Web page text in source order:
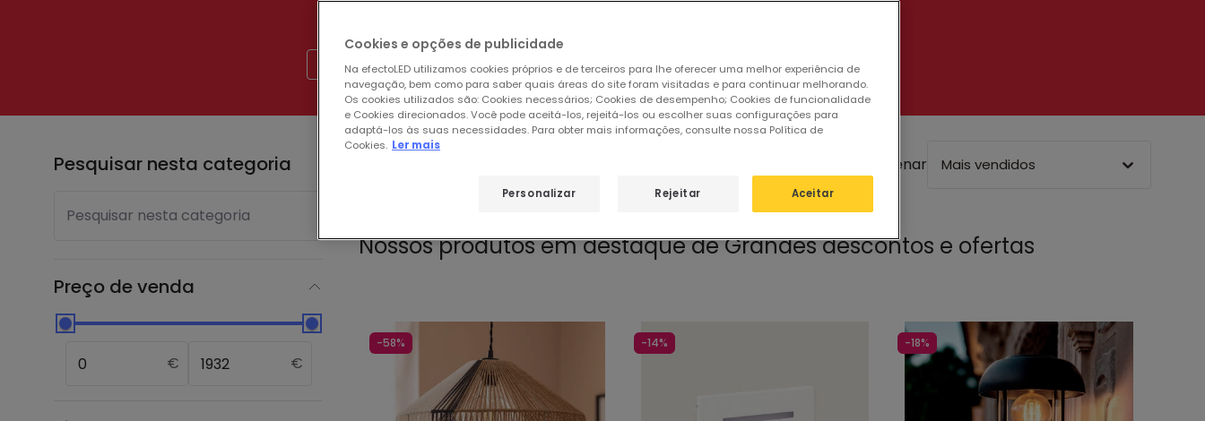
Produtos por -10€ Produtos por -30€ Pechincha por tempo limitado
Pesquisar nesta categoria
Pesquisar nesta categoria
Preço de venda
€ €
Ordenar Mais vendidos
Nossos produtos em destaque deGrandes descontos e ofertas
-58% -14% -18%
Cookies e opções de publicidade
Na efectoLED utilizamos cookies próprios e de terceiros para lhe oferecer uma melhor experiência de
navegação, bem como para saber quais áreas do site foram visitadas e para continuar melhorando.
Os cookies utilizados são: Cookies necessários; Cookies de desempenho; Cookies de funcionalidade
e Cookies direcionados. Você pode aceitá-los, rejeitá-los ou escolher suas configurações para
adaptá-los às suas necessidades. Para obter mais informações, consulte nossa Política de
Cookies. Ler mais
Rejeitar Aceitar
Personalizar